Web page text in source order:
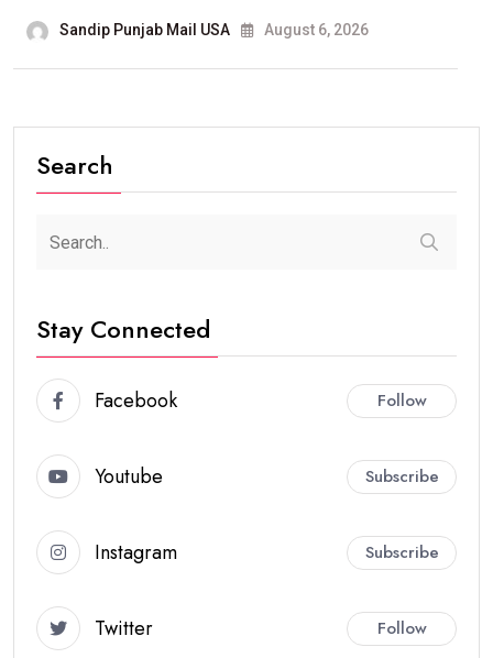
Sandip Punjab Mail USA August 6, 2026
Search
Stay Connected
Facebook Follow
Youtube Subscribe
Instagram Subscribe
Twitter Follow